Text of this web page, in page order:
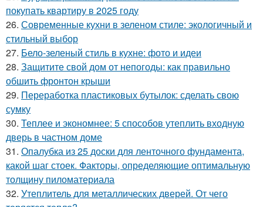
покупать квартиру в 2025 году
26. Современные кухни в зеленом стиле: экологичный и
стильный выбор
27. Бело-зеленый стиль в кухне: фото и идеи
28. Защитите свой дом от непогоды: как правильно
обшить фронтон крыши
29. Переработка пластиковых бутылок: сделать свою
сумку
30. Теплее и экономнее: 5 способов утеплить входную
дверь в частном доме
31. Опалубка из 25 доски для ленточного фундамента,
какой шаг стоек. Факторы, определяющие оптимальную
толщину пиломатериала
32. Утеплитель для металлических дверей. От чего